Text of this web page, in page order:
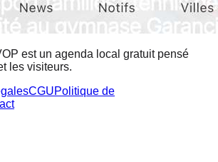
est un agenda local gratuit pensé
les visiteurs.
CGUPolitique de